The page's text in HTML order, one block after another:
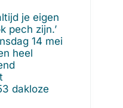
je eigen
pech zijn.’
14 mei
heel
dakloze